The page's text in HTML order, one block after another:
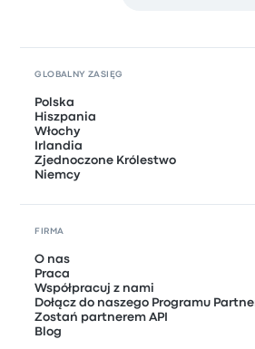
GLOBALNY ZASIĘG
Polska
Hiszpania
Włochy
Irlandia
Zjednoczone Królestwo
Niemcy
FIRMA
O nas
Praca
Współpracuj z nami
Dołącz do naszego Programu
Zostań partnerem API
Blog